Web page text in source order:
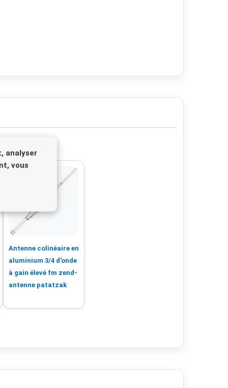
analyser
vous
Antenne colinéaire en
aluminium 3/4 d'onde
à gain élevé fm zend-
antenne patatzak